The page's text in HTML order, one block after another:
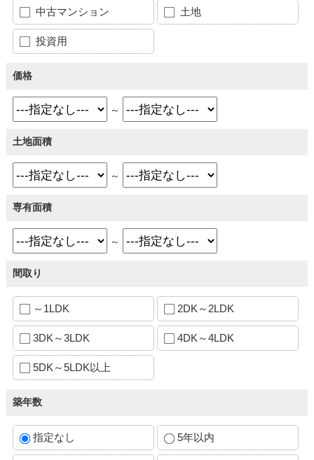
中古マンション 土地
投資用
価格
～
土地面積
～
専有面積
～
間取り
～1LDK 2DK～2LDK
3DK～3LDK 4DK～4LDK
5DK～5LDK以上
築年数
指定なし 5年以内